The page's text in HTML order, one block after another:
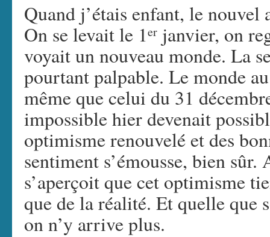
Quand j’étais enfant, le
On se levait le 1er janvier, on
voyait un nouveau monde. La
pourtant palpable. Le monde
même que celui du 31
impossible hier devenait
optimisme renouvelé et des
sentiment s’émousse, bien sûr.
s’aperçoit que cet optimisme
que de la réalité. Et quelle que
on n’y arrive plus.